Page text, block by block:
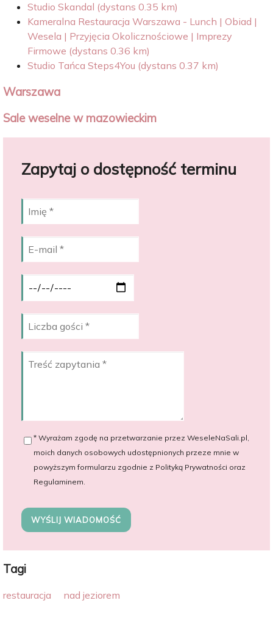
Studio Skandal (dystans 0.35 km)
Kameralna Restauracja Warszawa - Lunch | Obiad |
Wesela | Przyjęcia Okolicznościowe | Imprezy
Firmowe (dystans 0.36 km)
Studio Tańca Steps4You (dystans 0.37 km)
Warszawa
Sale weselne w mazowieckim
Zapytaj o dostępność terminu
* Wyrażam zgodę na przetwarzanie przez WeseleNaSali.pl,
moich danych osobowych udostępnionych przeze mnie w
powyższym formularzu zgodnie z Polityką Prywatności oraz
Regulaminem.
WYŚLIJ WIADOMOŚĆ
Tagi
restauracja nad jeziorem